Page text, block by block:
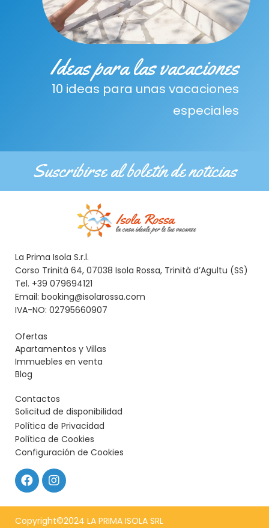
Ideas para las vacaciones
10 ideas para unas vacaciones
especiales
Suscribirse al boletín de noticias
La Prima Isola S.r.l.
Corso Trinità 64, 07038 Isola Rossa, Trinità d’Agultu (SS)
Tel. +39 079694121
Email: booking@isolarossa.com
IVA-NO: 02795660907
Ofertas
Apartamentos y Villas
Immuebles en venta
Blog
Contactos
Solicitud de disponibilidad
Política de Privacidad
Política de Cookies
Configuración de Cookies
Copyright©2024 LA PRIMA ISOLA SRL